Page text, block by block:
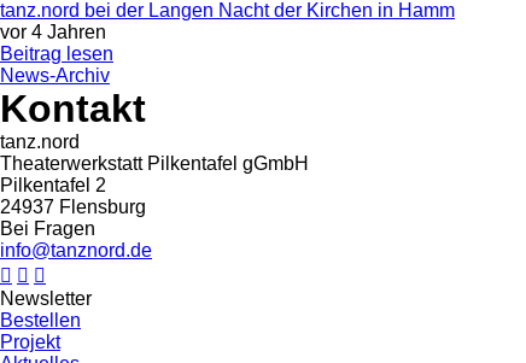
tanz.nord bei der Langen Nacht der Kirchen in Hamm
vor 4 Jahren
Beitrag lesen
News-Archiv
Kontakt
tanz.nord
Theaterwerkstatt Pilkentafel gGmbH
Pilkentafel 2
24937 Flensburg
Bei Fragen
info@tanznord.de
  
Newsletter
Bestellen
Projekt